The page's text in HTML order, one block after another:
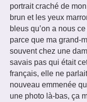
portrait craché de
brun et les yeux
bleus qu’on a nous
parce que ma grand-
souvent chez une
savais pas qui était
français, elle ne
nouveau emmenée
une photo là-bas, ça